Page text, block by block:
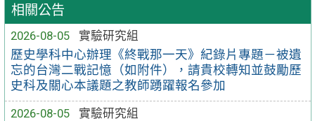
相關公告
2026-08-05
實驗研究組
歷史學科中心辦理《終戰那一天》紀錄片專題－被遺
忘的台灣二戰記憶（如附件），請貴校轉知並鼓勵歷
史科及關心本議題之教師踴躍報名參加
2026-08-05
實驗研究組